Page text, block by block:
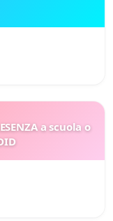
a scuola o
DID